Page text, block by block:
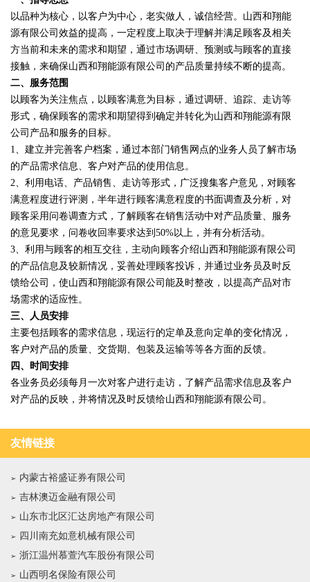
以品种为核心，以客户为中心，老实做人，诚信经营。山西和翔能
源有限公司效益的提高，一定程度上取决于理解并满足顾客及相关
方当前和未来的需求和期望，通过市场调研、预测或与顾客的直接
接触，来确保山西和翔能源有限公司的产品质量持续不断的提高。
二、服务范围
以顾客为关注焦点，以顾客满意为目标，通过调研、追踪、走访等
形式，确保顾客的需求和期望得到确定并转化为山西和翔能源有限
公司产品和服务的目标。
1、建立并完善客户档案，通过本部门销售网点的业务人员了解市场
的产品需求信息、客户对产品的使用信息。
2、利用电话、产品销售、走访等形式，广泛搜集客户意见，对顾客
满意程度进行评测，半年进行顾客满意程度的书面调查及分析，对
顾客采用问卷调查方式，了解顾客在销售活动中对产品质量、服务
的意见要求，问卷收回率要求达到50%以上，并有分析活动。
3、利用与顾客的相互交往，主动向顾客介绍山西和翔能源有限公司
的产品信息及较新情况，妥善处理顾客投诉，并通过业务员及时反
馈给公司，使山西和翔能源有限公司能及时整改，以提高产品对市
场需求的适应性。
三、人员安排
主要包括顾客的需求信息，现运行的定单及意向定单的变化情况，
客户对产品的质量、交货期、包装及运输等等各方面的反馈。
四、时间安排
各业务员必须每月一次对客户进行走访，了解产品需求信息及客户
对产品的反映，并将情况及时反馈给山西和翔能源有限公司。
友情链接
内蒙古裕盛证券有限公司
吉林澳迈金融有限公司
山东市北区汇达房地产有限公司
四川南充如意机械有限公司
浙江温州慕萱汽车股份有限公司
山西明名保险有限公司